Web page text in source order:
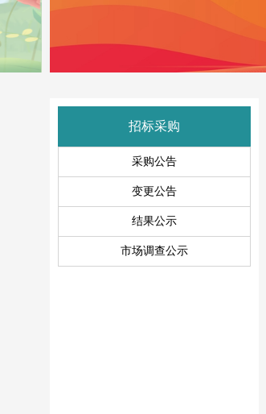
招标采购
采购公告
变更公告
结果公示
市场调查公示